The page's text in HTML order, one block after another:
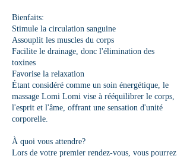
Bienfaits:
Stimule la circulation sanguine
Assouplit les muscles du corps
Facilite le drainage, donc l'élimination des
toxines
Favorise la relaxation
Étant considéré comme un soin énergétique, le
massage Lomi Lomi vise à rééquilibrer le corps,
l'esprit et l'âme, offrant une sensation d'unité
corporelle.
À quoi vous attendre?
Lors de votre premier rendez-vous, vous pourrez